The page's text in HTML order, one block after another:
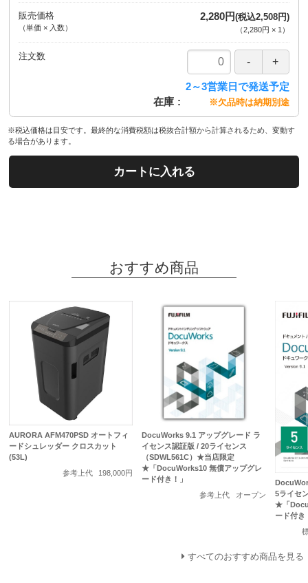
販売価格
（単価 × 入数）
2,280円(税込2,508円)
（2,280円 × 1 ）
注文数
在庫
2～3営業日で発送予定
※欠品時は納期別途
※税込価格は目安です。最終的な消費税額は税抜合計額から計算されるため、変動す
る場合があります。
カートに入れる
おすすめ商品
AURORA AFM470PSD オートフィ
ードシュレッダー クロスカット
(53L)
参考上代
198,000円
DocuWorks 9.1 アップグレード ラ
イセンス認証版 / 20ライセンス
（SDWL561C）★当店限定
★「DocuWorks10 無償アップグレ
ード付き！」
参考上代
オープン
5ライセ
★「
ード付き
すべてのおすすめ商品を見る